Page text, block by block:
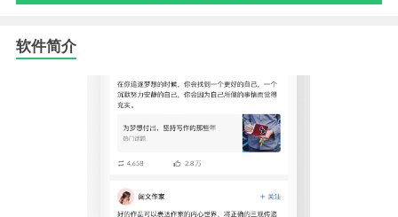
软件简介